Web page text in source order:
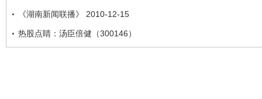
《湖南新闻联播》 2010-12-15
热股点睛：汤臣倍健（300146）